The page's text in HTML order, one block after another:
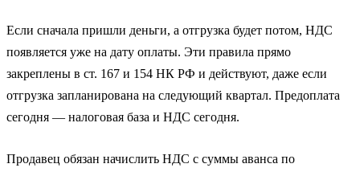
Если сначала пришли деньги, а отгрузка будет потом, НДС
появляется уже на дату оплаты. Эти правила прямо
закреплены в ст. 167 и 154 НК РФ и действуют, даже если
отгрузка запланирована на следующий квартал. Предоплата
сегодня — налоговая база и НДС сегодня.
Продавец обязан начислить НДС с суммы аванса по